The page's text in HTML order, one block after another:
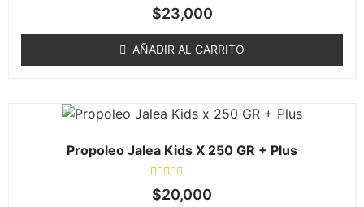
Valorado
en
5
$23,000
AÑADIR AL CARRITO
Propoleo Jalea Kids X 250 GR + Plus
Valorado
en
$20,000